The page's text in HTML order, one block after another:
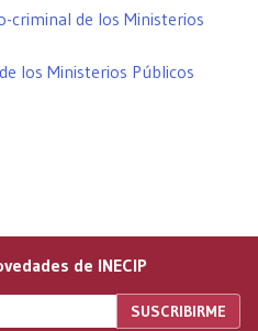
criminal de los Ministerios
los Ministerios Públicos
de INECIP